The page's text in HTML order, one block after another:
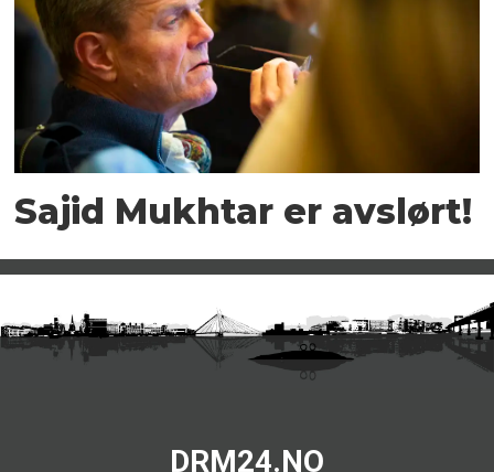
Sajid Mukhtar er avslørt!
DRM24.NO